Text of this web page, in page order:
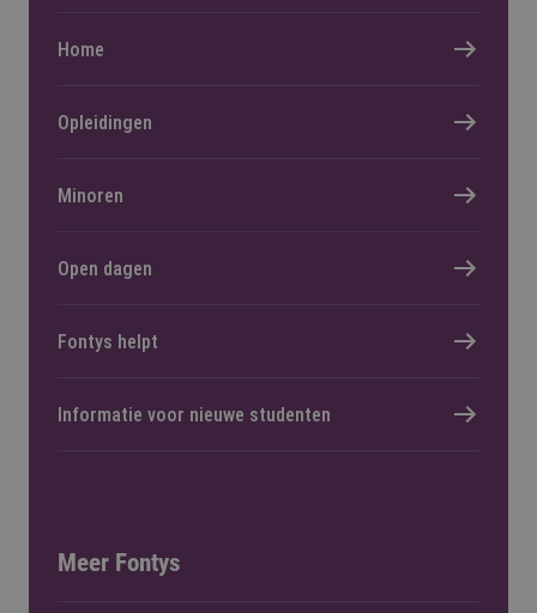
Home
Opleidingen
Minoren
Open dagen
Fontys helpt
Informatie voor nieuwe studenten
Meer Fontys